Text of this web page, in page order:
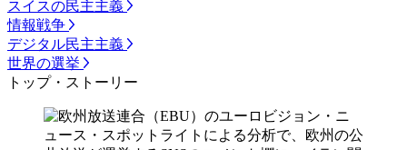
スイスの民主主義
情報戦争
デジタル民主主義
世界の選挙
トップ・ストーリー